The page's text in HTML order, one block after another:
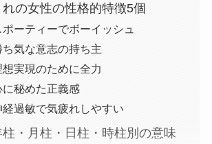
れの女性の性格的特徴5個
ーティーでボーイッシュ
気な意志の持ち主
実現のために全力
秘めた正義感
過敏で気疲れしやすい
柱・月柱・日柱・時柱別の意味